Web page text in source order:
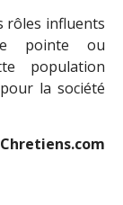
rôles influents
pointe ou
population
la société